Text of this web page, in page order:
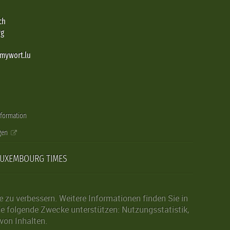
TIMES
verbessern. Weitere Informationen finden Sie in
folgende Zwecke unterstützen: Nutzungsstatistik,
Inhalten.